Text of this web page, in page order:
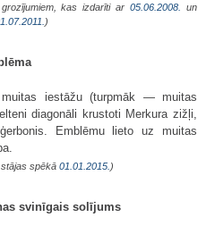
kas izdarīti ar05.06.2008. un
)
iestāžu (turpmāk — muitas
diagonāli krustoti Merkura zižļi,
Emblēmu lieto uz muitas
spēkā 01.01.2015.)
svinīgais solījums